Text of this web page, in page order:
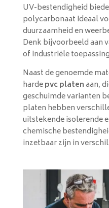
UV-bestendigheid
polycarbonaat ideaal
duurzaamheid en
Denk bijvoorbeeld aan
of industriële
Naast de genoemde
hardepvc platenaan,
geschuimde varianten
platen hebben
uitstekende isolerende
chemische
inzetbaar zijn in